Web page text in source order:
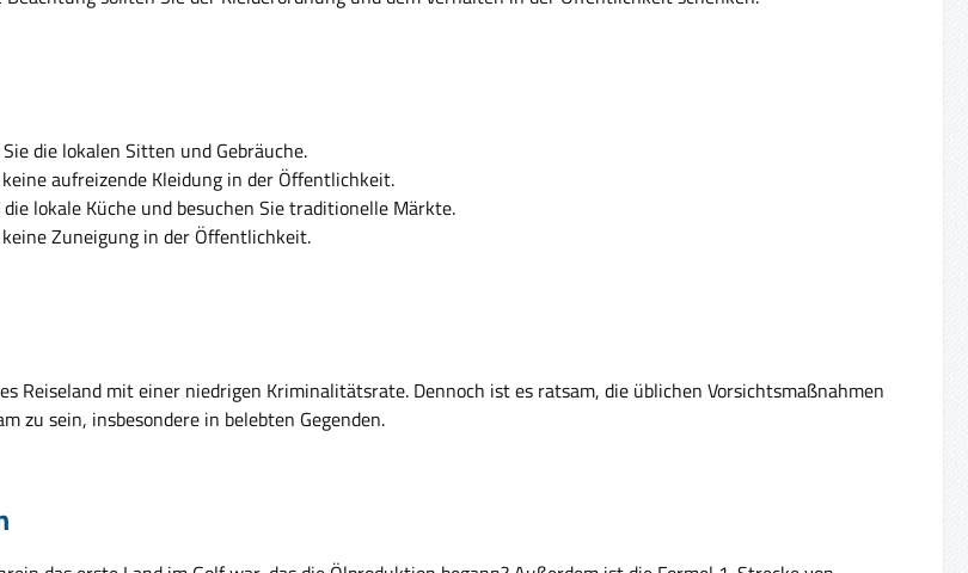
die lokalen Sitten und Gebräuche.
keine aufreizende Kleidung in der Öffentlichkeit.
die lokale Küche und besuchen Sie traditionelle Märkte.
Zuneigung in der Öffentlichkeit.
Reiseland mit einer niedrigen Kriminalitätsrate. Dennoch ist es ratsam, die üblichen Vorsichtsmaßnahmen
zu sein, insbesondere in belebten Gegenden.